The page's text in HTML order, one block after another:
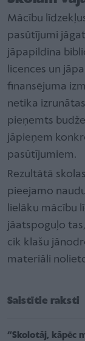
Mācību
pasūtījumi
jāpapildina
licences un
finansējuma
netika
pieņemts
jāpieņem
pasūtījumiem.
Rezultātā
pieejamo
lielāku mācību
jāatspoguļo
cik klašu
materiāli
Saistītie raksti
“Skolotāj, kāpēc